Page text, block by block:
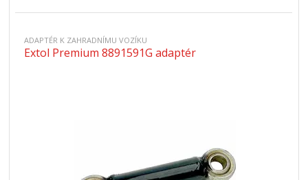
ADAPTÉR K ZAHRADNÍMU VOZÍKU
Extol Premium 8891591G adaptér